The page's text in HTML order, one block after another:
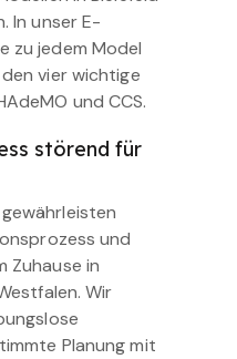
In unser E-
zu jedem Model
vier wichtige
und CCS.
störend für
und
Zuhause in
Wir
Planung mit